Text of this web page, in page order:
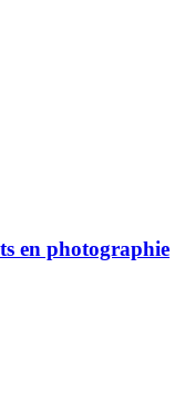
en photographie